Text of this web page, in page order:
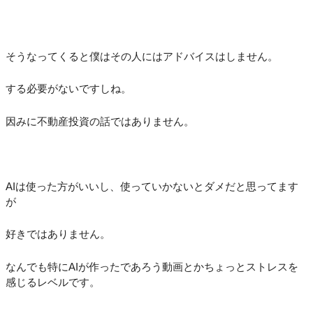
そうなってくると僕はその人にはアドバイスはしません。
する必要がないですしね。
因みに不動産投資の話ではありません。
AIは使った方がいいし、使っていかないとダメだと思ってます
が
好きではありません。
なんでも特にAIが作ったであろう動画とかちょっとストレスを
感じるレベルです。